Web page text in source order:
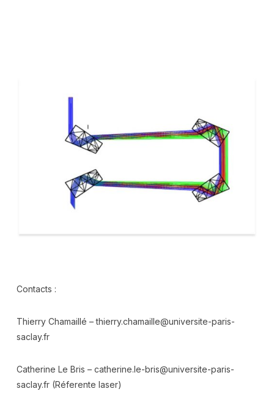
Contacts :
Thierry Chamaillé –thierry.chamaille@universite-paris-
saclay.fr
Catherine Le Bris – catherine.le-bris@universite-paris-
saclay.fr(Réferente laser)